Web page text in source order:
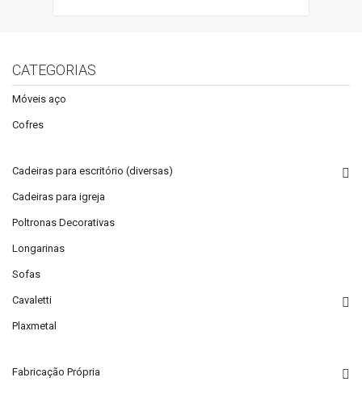
CATEGORIAS
Móveis aço
Cofres
Cadeiras para escritório (diversas)
Cadeiras para igreja
Poltronas Decorativas
Longarinas
Sofas
Cavaletti
Plaxmetal
Fabricação Própria